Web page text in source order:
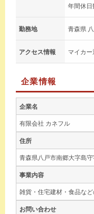
年間休
勤務地 青森県
アクセス情報 マイカ
企業情報
企業名
有限会社 カネフル
住所
青森県八戸市南郷大字島
事業内容
雑貨・住宅建材・食品な
お問い合わせ